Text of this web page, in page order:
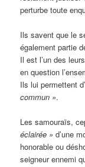
perturbe toute
Ils savent que le
également partie
Il est l’un des
en question
Ils lui permettent
commun ».
Les samouraïs,
éclairée » d’une
honorable ou
seigneur ennemi